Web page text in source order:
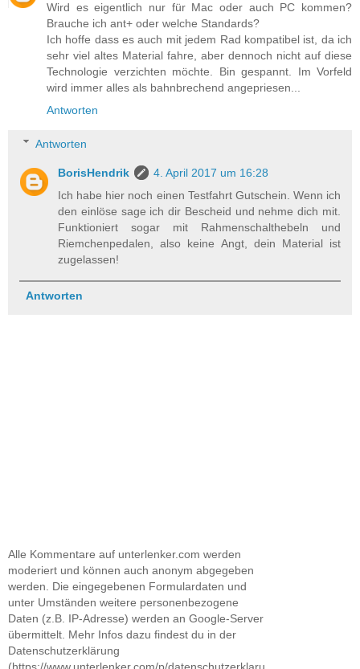
Wird es eigentlich nur für Mac oder auch PC kommen?
Brauche ich ant+ oder welche Standards?
Ich hoffe dass es auch mit jedem Rad kompatibel ist, da ich
sehr viel altes Material fahre, aber dennoch nicht auf diese
Technologie verzichten möchte. Bin gespannt. Im Vorfeld
wird immer alles als bahnbrechend angepriesen...
Antworten
Antworten
BorisHendrik
4. April 2017 um 16:28
Ich habe hier noch einen Testfahrt Gutschein. Wenn ich
den einlöse sage ich dir Bescheid und nehme dich mit.
Funktioniert sogar mit Rahmenschalthebeln und
Riemchenpedalen, also keine Angt, dein Material ist
zugelassen!
Antworten
Alle Kommentare auf unterlenker.com werden
moderiert und können auch anonym abgegeben
werden. Die eingegebenen Formulardaten und
unter Umständen weitere personenbezogene
Daten (z.B. IP-Adresse) werden an Google-Server
übermittelt. Mehr Infos dazu findest du in der
Datenschutzerklärung